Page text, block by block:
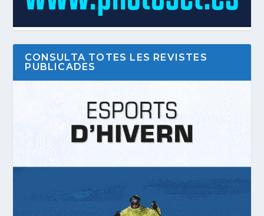
CONSULTA TOTES LES REVISTES
PUBLICADES